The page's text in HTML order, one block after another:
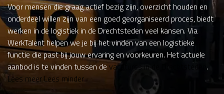
Voor mensen die graag actief bezig zijn, overzicht houden en
onderdeel willen zijn van een goed georganiseerd proces, biedt
werken in de logistiek in de Drechtsteden veel kansen. Via
WerkTalent helpen we je bij het vinden van een logistieke
functie die past bij jouw ervaring en voorkeuren. Het actuele
aanbod is te vinden tussen de vacatures in de Drechtsteden .
Lees meer Lees minder